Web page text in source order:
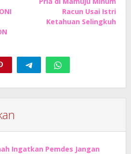
Racun Usai Istri
Ketahuan Selingkuh
Ingatkan Pemdes Jangan